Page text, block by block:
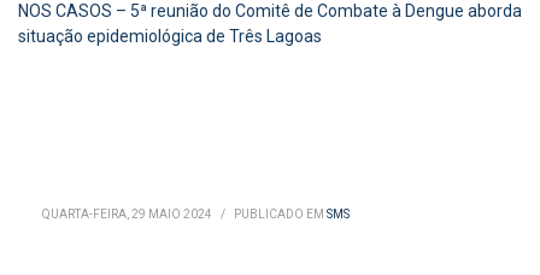
NOS CASOS – 5ª reunião do Comitê de Combate à Dengue aborda
situação epidemiológica de Três Lagoas
QUARTA-FEIRA, 29 MAIO 2024 / PUBLICADO EM SMS